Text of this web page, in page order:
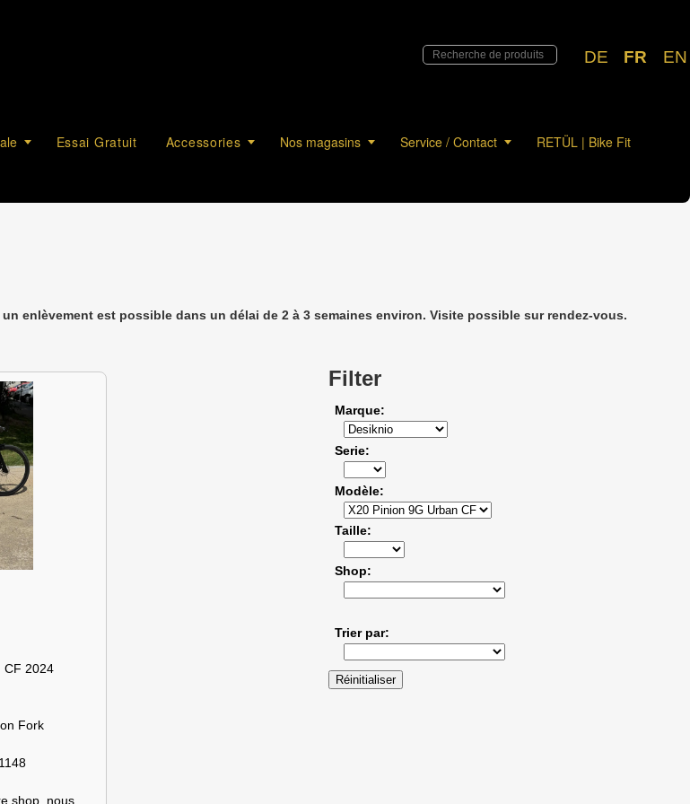
DE FR EN
Essai Gratuit Accessories Nos magasins Service / Contact RETÜL | Bike Fit
enlèvement est possible dans un délai de 2 à 3 semaines environ. Visite possible sur rendez-vous.
CF 2024
Fork
shop, nous
Filter
Marque
Serie
Modèle
Taille
Shop
Trier par